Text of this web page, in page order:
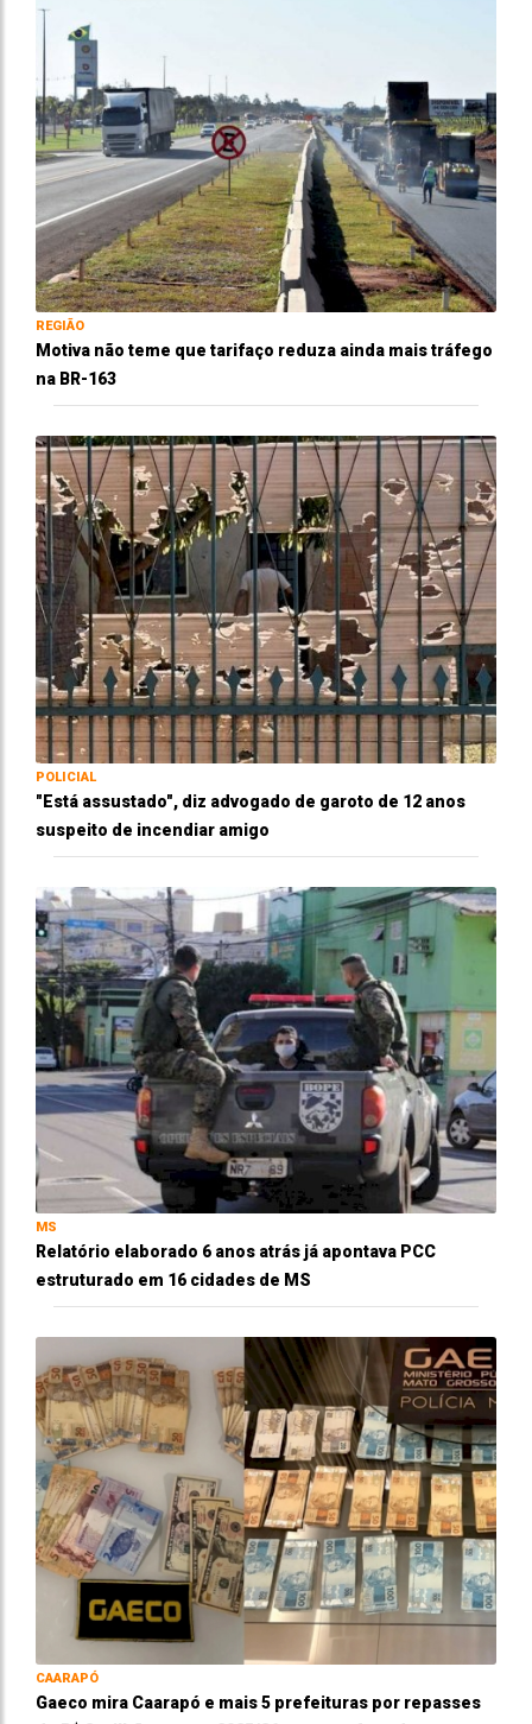
REGIÃO
Motiva não teme que tarifaço reduza ainda mais tráfego
na BR-163
POLICIAL
"Está assustado", diz advogado de garoto de 12 anos
suspeito de incendiar amigo
MS
Relatório elaborado 6 anos atrás já apontava PCC
estruturado em 16 cidades de MS
CAARAPÓ
Gaeco mira Caarapó e mais 5 prefeituras por repasses